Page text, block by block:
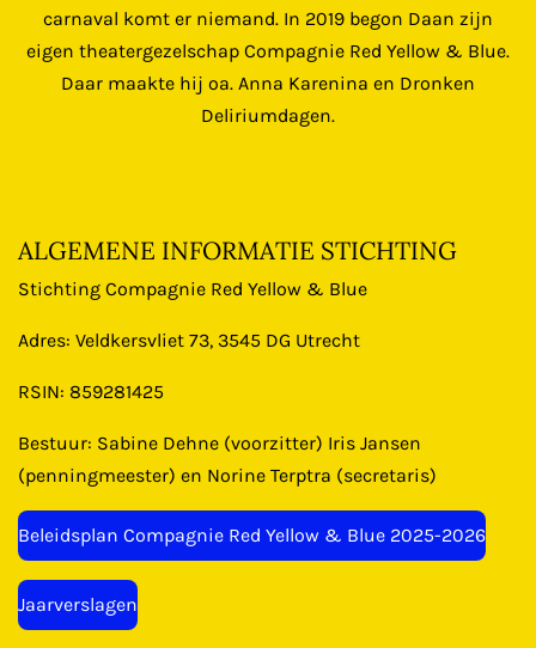
carnaval komt er niemand. In 2019 begon Daan zijn
eigen theatergezelschap Compagnie Red Yellow & Blue.
Daar maakte hij oa. Anna Karenina en Dronken
Deliriumdagen.
ALGEMENE INFORMATIE STICHTING
Stichting Compagnie Red Yellow & Blue
Adres: Veldkersvliet 73, 3545 DG Utrecht
RSIN: 859281425
Bestuur: Sabine Dehne (voorzitter) Iris Jansen
(penningmeester) en Norine Terptra (secretaris)
Beleidsplan Compagnie Red Yellow & Blue 2025-2026
Jaarverslagen